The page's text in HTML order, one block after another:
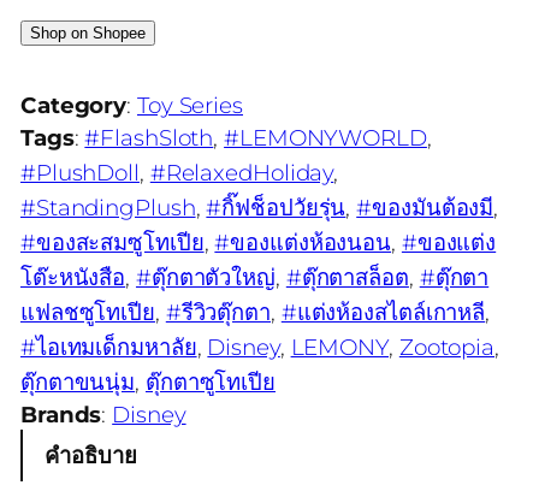
Shop on Shopee
Category: Toy Series
Tags:#FlashSloth, #LEMONYWORLD
#PlushDoll, #RelaxedHoliday
#StandingPlush, #กิ๊ฟช็อปวัยรุ่น, #ของมันต้องมี
#ของสะสมซูโทเปีย, #ของแต่งห้องนอน, #ของแต่ง
โต๊ะหนังสือ, #ตุ๊กตาตัวใหญ่, #ตุ๊กตาสล็อต, #ตุ๊กตา
แฟลชซูโทเปีย, #รีวิวตุ๊กตา, #แต่งห้องสไตล์เกาหลี
#ไอเทมเด็กมหาลัย, Disney, LEMONY, Zootopia
ตุ๊กตาขนนุ่ม, ตุ๊กตาซูโทเปีย
Brands: Disney
คำอธิบาย